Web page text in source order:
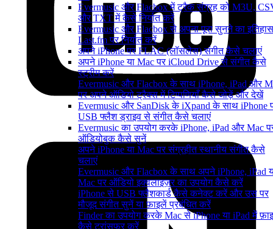
Evermusic और Flacbox में ट्रैक संग्रह को M3U,
और TXT में कैसे निर्यात करें
Evermusic और Flacbox से अपना पूरा सुनने का इतिहास
Last.fm पर निर्यात करें
अपने iPhone पर FLAC (लॉसलेस) संगीत कैसे चलाएं
अपने iPhone या Mac पर iCloud Drive से संगीत कैसे
स्ट्रीम करें
Evermusic और Flacbox के साथ iPhone, iPad और
पर अपने ऑडियो ट्रैक्स में टिप्पणियाँ कैसे जोड़ें और देखें
Evermusic और SanDisk के iXpand के साथ iPhone
USB फ्लैश ड्राइव से संगीत कैसे चलाएं
Evermusic का उपयोग करके iPhone, iPad और Mac
ऑडियोबुक कैसे सुनें
अपने iPhone या Mac पर संग्रहीत स्थानीय संगीत कैसे
चलाएं
Evermusic और Flacbox के साथ अपने iPhone, iPad
Mac पर ऑडियो इक्वलाइज़र का उपयोग कैसे करें
iPhone से USB फ्लैशकार्ड कैसे कनेक्ट करें और उस पर
मौजूद संगीत सुनें या फ़ाइलें प्रबंधित करें
Finder का उपयोग करके Mac से iPhone या iPad में
कैसे ट्रांसफर करें